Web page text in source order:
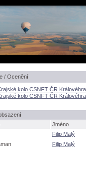
/ Ocenění
kolo CSNFT ČR
kolo CSNFT ČR
Jméno
Filip Malý
Filip Malý